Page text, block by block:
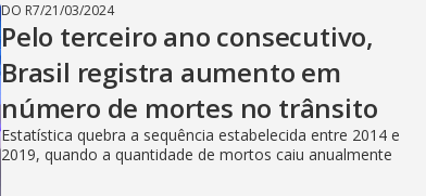
DO R7/21/03/2024
Pelo terceiro ano consecutivo,
Brasil registra aumento em
número de mortes no trânsito
Estatística quebra a sequência estabelecida entre 2014 e
2019, quando a quantidade de mortos caiu anualmente